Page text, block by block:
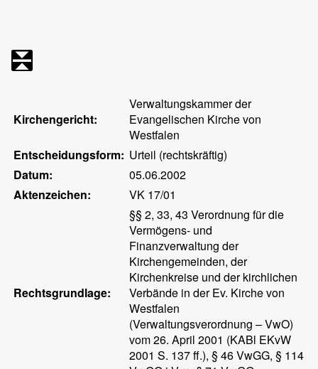
Kirchengericht:
Verwaltungskammer der
Evangelischen Kirche von
Westfalen
Entscheidungsform: Urteil (rechtskräftig)
Datum:
05.06.2002
Aktenzeichen:
VK 17/01
Rechtsgrundlage:
§§ 2, 33, 43 Verordnung für die
Vermögens- und
Finanzverwaltung der
Kirchengemeinden, der
Kirchenkreise und der kirchlichen
Verbände in der Ev. Kirche von
Westfalen
(Verwaltungsverordnung – VwO)
vom 26. April 2001 (KABl EKvW
2001 S. 137 ff.), § 46 VwGG, § 114